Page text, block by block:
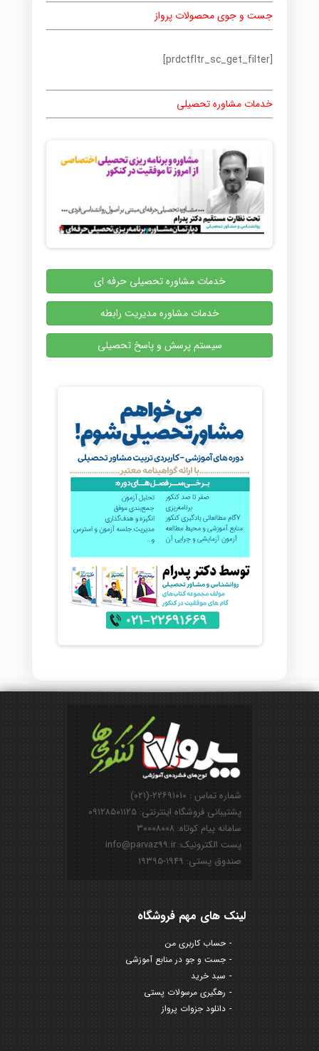
جست و جوی محصولات پرواز
[prdctfltr_sc_get_filter]
خدمات مشاوره تحصیلی
خدمات مشاوره تحصیلی حرفه ای
خدمات مشاوره مدیریت رابطه
سیستم پرسش و پاسخ تحصیلی
شماره تماس : ۲۲۶۹۱۰۱۰-(۰۲۱)
پشتیبانی فروشگاه اینترنتی: ۰۹۱۲۸۵۰۱۱۲۵
سامانه پیام کوتاه: ۳۰۰۰۸۰۰۸
پست الکترونیک: info@parvaz99.ir
صندوق پستی: ۱۹۴۹-۱۹۳۹۵
لینک های مهم فروشگاه
حساب کاربری من
جست و جو در منابع آموزشی
سبد خرید
رهگیری مرسولات پستی
دانلود جزوات پرواز